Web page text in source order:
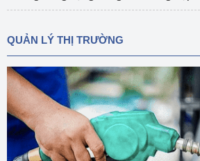
QUẢN LÝ THỊ TRƯỜNG